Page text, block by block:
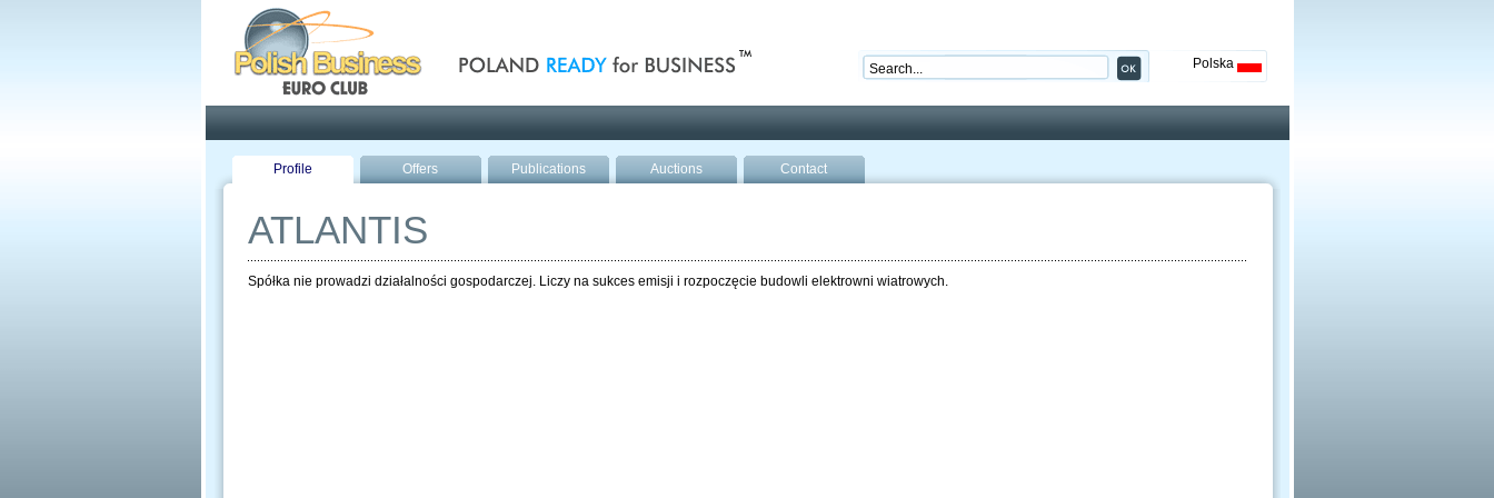
Polska
Profile Offers Publications Auctions Contact
ATLANTIS
Spółka nie prowadzi działalności gospodarczej. Liczy na sukces emisji i rozpoczęcie budowli elektrowni wiatrowych.